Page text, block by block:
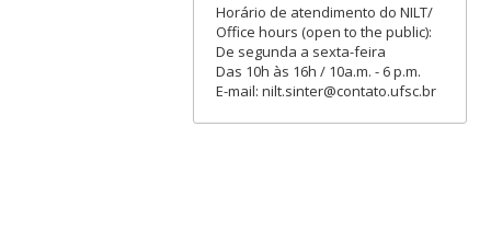
Horário de atendimento do NILT/
Office hours (open to the public):
De segunda a sexta-feira
Das 10h às 16h / 10a.m. - 6 p.m.
E-mail: nilt.sinter@contato.ufsc.br